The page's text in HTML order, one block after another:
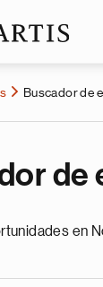
Buscador de
de
en